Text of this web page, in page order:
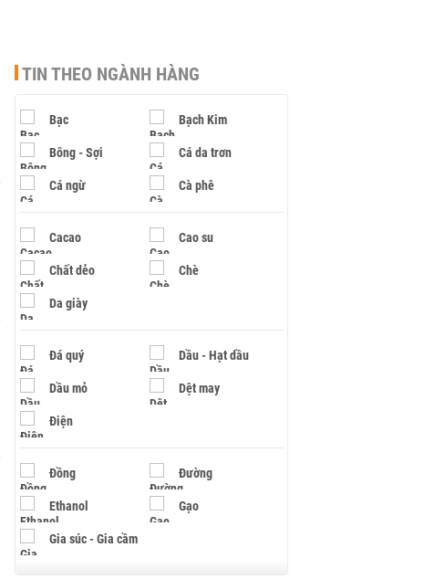
TIN THEO NGÀNH HÀNG
Bạc Bạch Kim
Bông - Sợi Cá da trơn
Cá ngừ Cà phê
Cacao Cao su
Chất dẻo Chè
Da giày
Đá quý Dầu - Hạt dầu
Dầu mỏ Dệt may
Điện
Đồng Đường
Ethanol Gạo
Gia súc - Gia cầm